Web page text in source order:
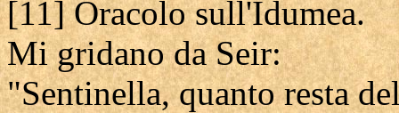
[11] Oracolo sull'Idumea.
Mi gridano da Seir:
"Sentinella, quanto resta